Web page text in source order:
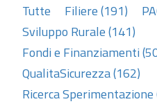
Tutte Filiere (191)
Sviluppo Rurale (141)
Fondi e Finanziamenti
QualitaSicurezza (162)
Ricerca Sperimentazione